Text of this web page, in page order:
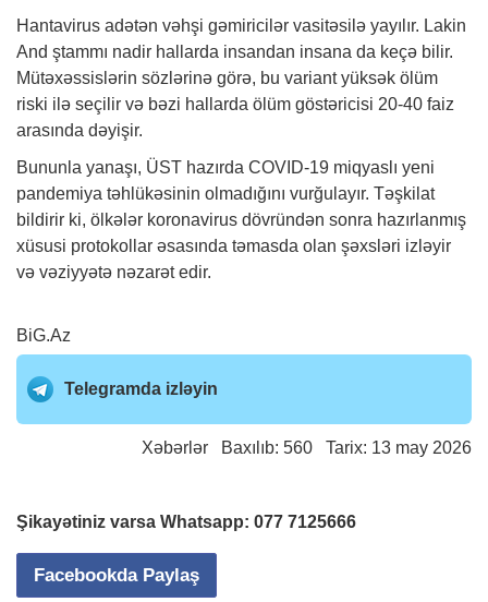
Hantavirus adətən vəhşi gəmiricilər vasitəsilə yayılır. Lakin
And ştammı nadir hallarda insandan insana da keçə bilir.
Mütəxəssislərin sözlərinə görə, bu variant yüksək ölüm
riski ilə seçilir və bəzi hallarda ölüm göstəricisi 20-40 faiz
arasında dəyişir.
Bununla yanaşı, ÜST hazırda COVID-19 miqyaslı yeni
pandemiya təhlükəsinin olmadığını vurğulayır. Təşkilat
bildirir ki, ölkələr koronavirus dövründən sonra hazırlanmış
xüsusi protokollar əsasında təmasda olan şəxsləri izləyir
və vəziyyətə nəzarət edir.
BiG.Az
Telegramda izləyin
Xəbərlər Baxılıb: 560 Tarix: 13 may 2026
Şikayətiniz varsa Whatsapp: 077 7125666
Facebookda Paylaş